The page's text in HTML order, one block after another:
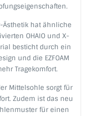
Ästhetik hat ähnliche
OHAIO und X-
besticht durch ein
und die EZFOAM
Tragekomfort.
Mittelsohle sorgt für
Zudem ist das neu
für einen